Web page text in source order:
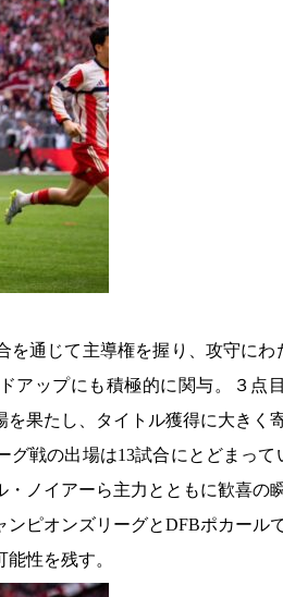
を通じて主導権を握り、攻守に
アップにも積極的に関与。３点
果たし、タイトル獲得に大きく
グ戦の出場は13試合にとどまっ
ノイアーら主力とともに歓喜の
ピオンズリーグとDFBポカール
性を残す。